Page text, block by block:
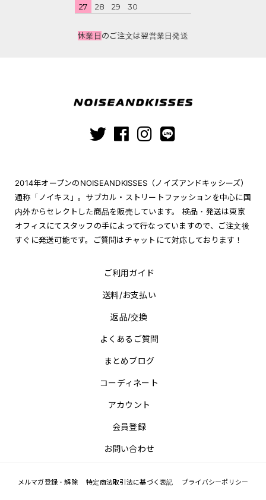
27
28 29 30
休業日のご注文は翌営業日発送
2014年オープンのNOISEANDKISSES（ノイズアンドキッシーズ）
通称「ノイキス」。サブカル・ストリートファッションを中心に国
内外からセレクトした商品を販売しています。 検品・発送は東京
オフィスにてスタッフの手によって行なっていますので、ご注文後
すぐに発送可能です。ご質問はチャットにて対応しております！
ご利用ガイド
送料/お支払い
返品/交換
よくあるご質問
まとめブログ
コーディネート
アカウント
会員登録
お問い合わせ
メルマガ登録・解除 特定商法取引法に基づく表記 プライバシーポリシー